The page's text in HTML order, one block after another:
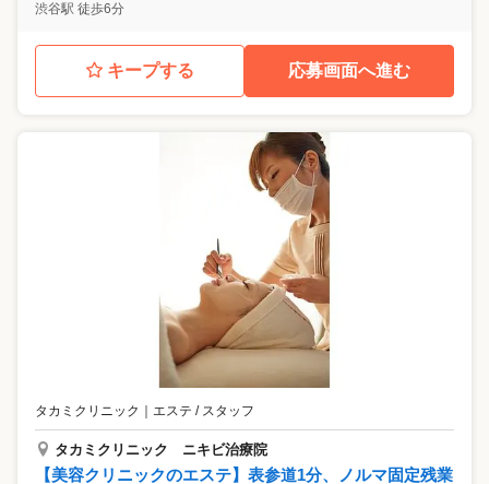
渋谷駅 徒歩6分
キープする 応募画面へ進む
タカミクリニック エステ / スタッフ
タカミクリニック ニキビ治療院
【美容クリニックのエステ】表参道1分、ノルマ固定残業